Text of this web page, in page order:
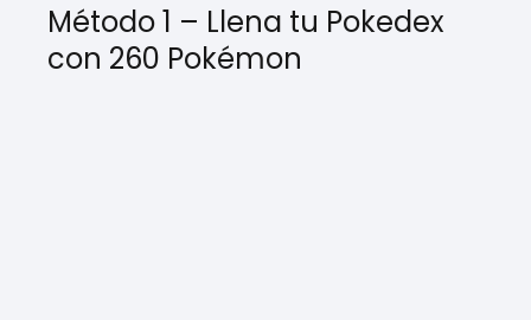
Método 1 – Llena tu Pokedex
con 260 Pokémon